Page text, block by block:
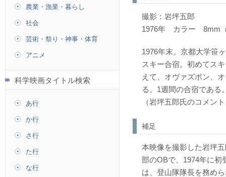
撮影：岩坪五郎
1976年 カラー 8mm
1976年末。京都大学笹
スキー合宿。初めてス
えて、オヴァズボン、
る。1週間の合宿である
（岩坪五郎氏のコメン
補足
本映像を撮影した岩坪
部のOBで、1974年に初
は、登山隊隊長を務め
農業・漁業・暮らし
社会
芸術・祭り・神事・体育
アニメ
科学映画タイトル検索
あ行
か行
さ行
た行
な行